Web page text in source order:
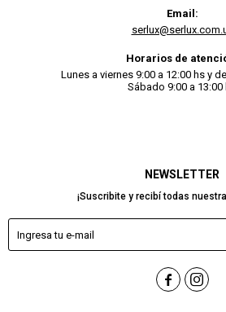
NEWSLETTER
¡Suscribite y recibí todas
 
Email:
Horarios de
Lunes a viernes 9:00 a 12:00 hs y
Sábado 9:00 a 13:00